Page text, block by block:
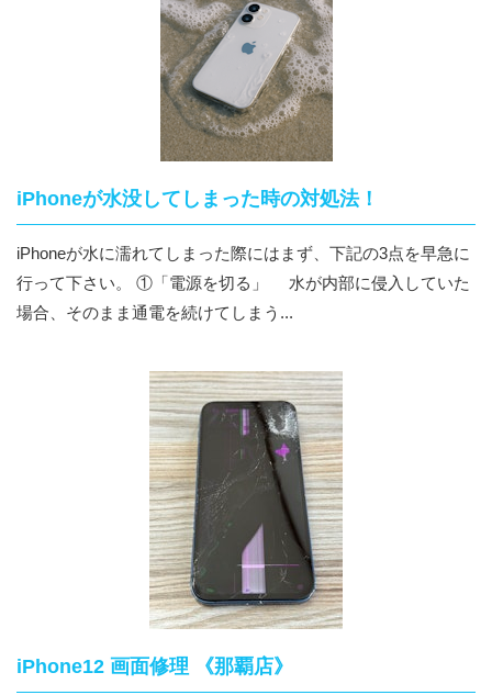
iPhoneが水没してしまった時の対処法！
iPhoneが水に濡れてしまった際にはまず、下記の3点を早急に
行って下さい。 ①「電源を切る」 水が内部に侵入していた
場合、そのまま通電を続けてしまう...
iPhone12 画面修理 《那覇店》